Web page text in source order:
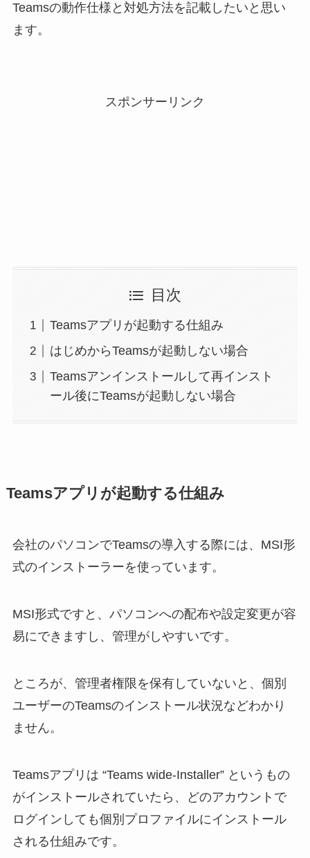
Teamsの動作仕様と対処方法を記載したいと思い
ます。
スポンサーリンク
目次
Teamsアプリが起動する仕組み
はじめからTeamsが起動しない場合
Teamsアンインストールして再インスト
ール後にTeamsが起動しない場合
Teamsアプリが起動する仕組み
会社のパソコンでTeamsの導入する際には、MSI形
式のインストーラーを使っています。
MSI形式ですと、パソコンへの配布や設定変更が容
易にできますし、管理がしやすいです。
ところが、管理者権限を保有していないと、個別
ユーザーのTeamsのインストール状況などわかり
ません。
Teamsアプリは “Teams wide-Installer” というもの
がインストールされていたら、どのアカウントで
ログインしても個別プロファイルにインストール
される仕組みです。